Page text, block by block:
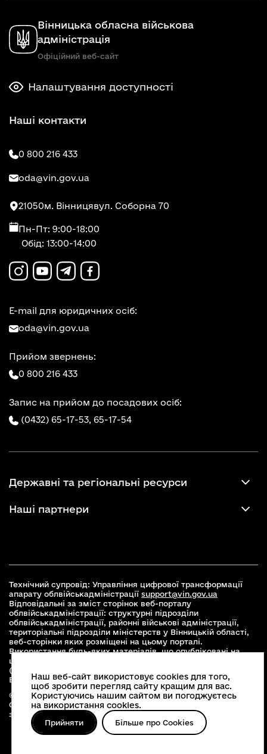
Вінницька обласна військова
адміністрація
Офіційний веб-сайт
Налаштування доступності
Наші контакти
0 800 216 433
oda@vin.gov.ua
21050м. Вінницявул. Соборна 70
Пн-Пт: 9:00-18:00
Обід: 13:00-14:00
E-mail для юридичних осіб:
oda@vin.gov.ua
Прийом звернень:
0 800 216 433
Запис на прийом до посадових осіб:
(0432) 65-17-53, 65-17-54
Державні та регіональні ресурси
Наші партнери
Технічний супровід: Управління цифрової трансформації
апарату облвійськадміністрації support@vin.gov.ua
Відповідальні за зміст сторінок веб-порталу
облвійськадміністрації: структурні підрозділи
облвійськадміністрації, районні військові адміністрації,
територіальні підрозділи міністерств у Вінницькій області,
веб-сторінки яких розміщені на цьому порталі.
Використання будь-яких матеріалів, що опубліковані на
цьому сайті, дозволяється при умові зазначення посилання
(для інтернет-видань - гіперпосилання) на офіційний сайт
Вінницької облвійськадміністраціїwww.vin.gov.ua .
© 2026 Весь контент доступний за ліцензією Creative
Commons Attribution 4.0 International license, якщо не
зазначено інше
Наш веб-сайт використовує cookies для того,
щоб зробити перегляд сайту кращим для вас.
Користуючись нашим сайтом ви погоджуєтесь
на використання cookies.
Прийняти Більше про Cookies